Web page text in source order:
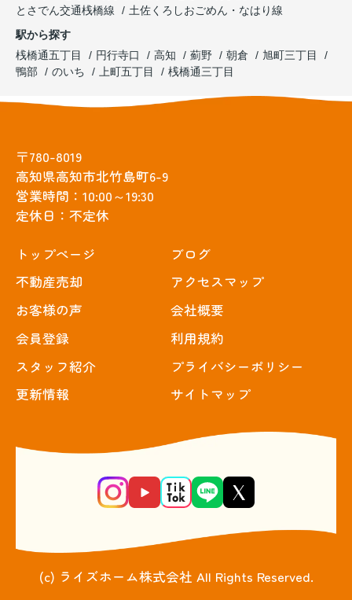
とさでん交通桟橋線
土佐くろしおごめん・なはり線
駅から探す
桟橋通五丁目
円行寺口 高知 薊野 朝倉
旭町三丁目
鴨部
のいち 上町五丁目 桟橋通三丁目
〒780-8019
高知県高知市北竹島町6-9
営業時間：10:00～19:30
定休日：不定休
トップぺージ
不動産売却
お客様の声
会員登録
スタッフ紹介
更新情報
ブログ
アクセスマップ
会社概要
利用規約
プライバシーポリシー
サイトマップ
(c) ライズホーム株式会社 All Rights Reserved.